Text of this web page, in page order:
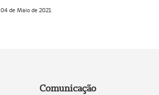
04 de Maio de 2021
Comunicação